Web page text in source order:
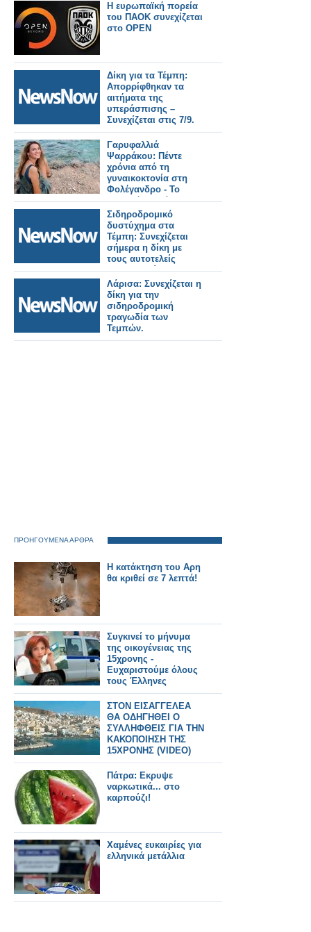
Η ευρωπαϊκή πορεία
του ΠΑΟΚ συνεχίζεται
στο OPEN
Δίκη για τα Τέμπη:
Απορρίφθηκαν τα
αιτήματα της
υπεράσπισης –
Συνεχίζεται στις 7/9.
Γαρυφαλλιά
Ψαρράκου: Πέντε
χρόνια από τη
γυναικοκτονία στη
Φολέγανδρο - Το
χρονικό, η ισόβια
καταδίκη και η
συζήτηση που
συνεχίζεται
Σιδηροδρομικό
δυστύχημα στα
Τέμπη: Συνεχίζεται
σήμερα η δίκη με
τους αυτοτελείς
ισχυρισμούς των
κατηγορουμένων.
Λάρισα: Συνεχίζεται η
δίκη για την
σιδηροδρομική
τραγωδία των
Τεμπών.
ΠΡΟΗΓΟΥΜΕΝΑ ΑΡΘΡΑ
Η κατάκτηση του Αρη
θα κριθεί σε 7 λεπτά!
Συγκινεί το μήνυμα
της οικογένειας της
15χρονης -
Ευχαριστούμε όλους
τους Έλληνες
ΣΤΟΝ ΕΙΣΑΓΓΕΛΕΑ
ΘΑ ΟΔΗΓΗΘΕΙ Ο
ΣΥΛΛΗΦΘΕΙΣ ΓΙΑ ΤΗΝ
ΚΑΚΟΠΟΙΗΣΗ ΤΗΣ
15ΧΡΟΝΗΣ (VIDEO)
Πάτρα: Εκρυψε
ναρκωτικά... στο
καρπούζι!
Χαμένες ευκαιρίες για
ελληνικά μετάλλια